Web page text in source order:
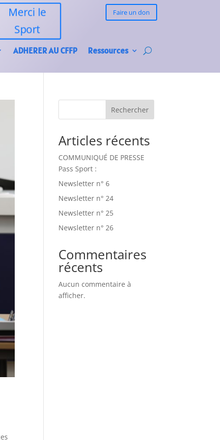
Merci le
Sport
Faire un don
ADHERER AU CFFP Ressources
Rechercher
Articles récents
COMMUNIQUÉ DE PRESSE
Pass Sport :
Newsletter n° 6
Newsletter n° 24
Newsletter n° 25
Newsletter n° 26
Commentaires
récents
Aucun commentaire à
afficher.